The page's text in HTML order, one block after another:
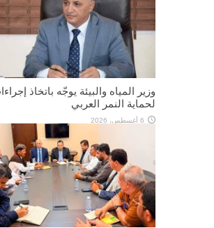
وزير المياه والبيئة يوجّه باتخاذ
لحماية النمر العربي
6 أغسطس، 2026